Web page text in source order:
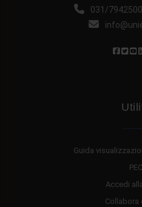
031/7942500
Guida
PEC
Accedi
Collabora